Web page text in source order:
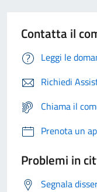
Contatta il
Leggi le
Richiedi
Chiama il
Prenota un
Problemi in
Segnala